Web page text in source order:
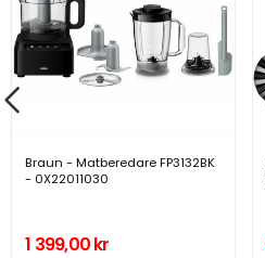
Braun - Matberedare FP3132BK
- 0X22011030
1 399,00 kr